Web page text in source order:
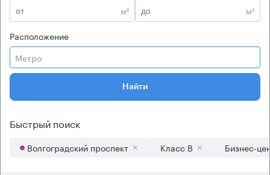
м²
м²
Расположение
Метро
Найти
Быстрый поиск
Волгоградский проспект Класс B Бизнес-